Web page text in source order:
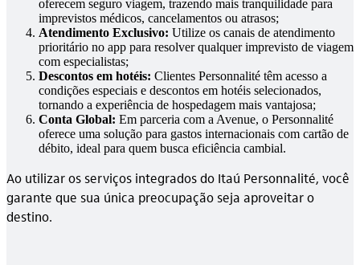
oferecem seguro viagem, trazendo mais tranquilidade para
imprevistos médicos, cancelamentos ou atrasos;
Atendimento Exclusivo: Utilize os canais de atendimento
prioritário no app para resolver qualquer imprevisto de viagem
com especialistas;
Descontos em hotéis: Clientes Personnalité têm acesso a
condições especiais e descontos em hotéis selecionados,
tornando a experiência de hospedagem mais vantajosa;
Conta Global: Em parceria com a Avenue, o Personnalité
oferece uma solução para gastos internacionais com cartão de
débito, ideal para quem busca eficiência cambial.
Ao utilizar os serviços integrados do Itaú Personnalité, você
garante que sua única preocupação seja aproveitar o
destino.